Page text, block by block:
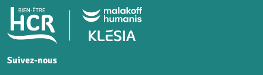
Pied de page HCR Bien-Être
Suivez-nous